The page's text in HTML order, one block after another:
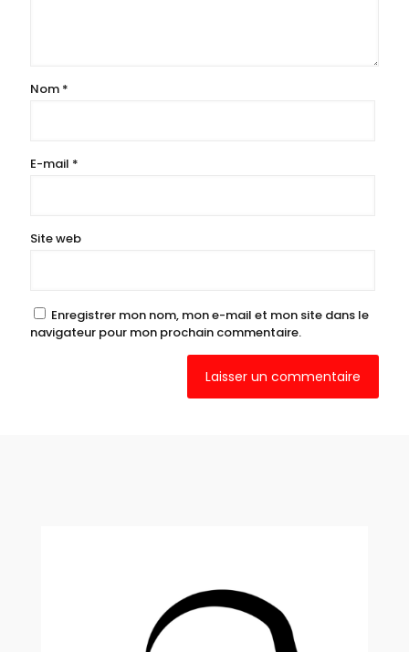
Nom *
E-mail *
Site web
Enregistrer mon nom, mon e-mail et mon site dans le
navigateur pour mon prochain commentaire.